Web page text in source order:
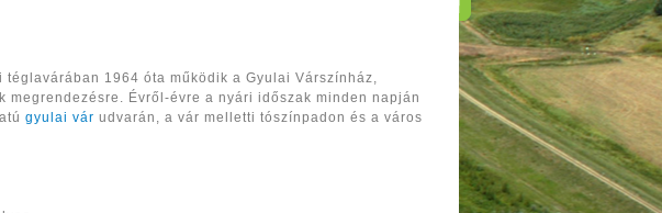
téglavárában 1964 óta működik a Gyulai Várszínház,
Évről-évre a nyári időszak minden napján
gyulai vár udvarán, a vár melletti tószínpadon és a város